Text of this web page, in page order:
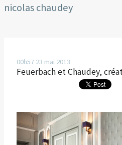
nicolas chaudey
00h57 23 mai 2013
Feuerbach et Chaudey,